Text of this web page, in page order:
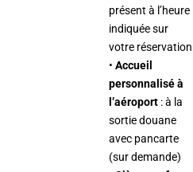
présent à l’heure
indiquée sur
votre réservation
• Accueil
personnalisé à
l’aéroport : à la
sortie douane
avec pancarte
(sur demande)